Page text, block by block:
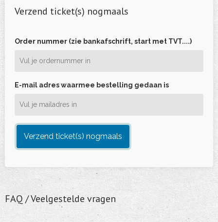
Verzend ticket(s) nogmaals
Order nummer (zie bankafschrift, start met TVT....)
E-mail adres waarmee bestelling gedaan is
Verzend ticket(s) nogmaals
FAQ / Veelgestelde vragen